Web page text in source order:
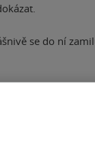
se do ní